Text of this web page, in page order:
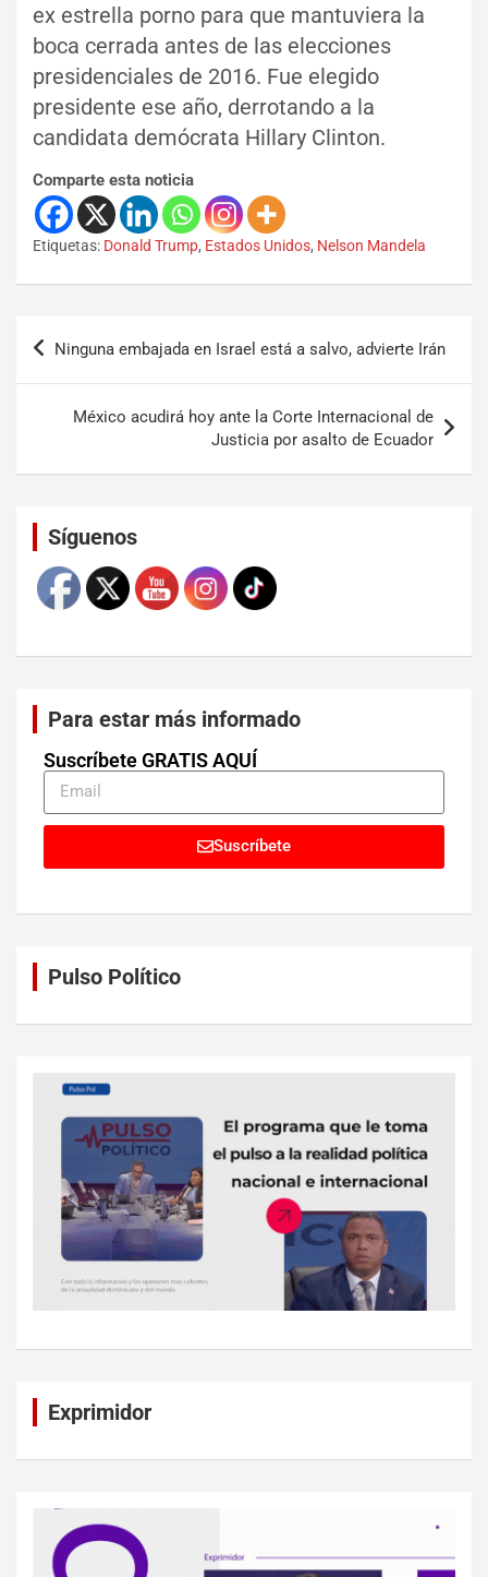
ex estrella porno para que mantuviera la
boca cerrada antes de las elecciones
presidenciales de 2016. Fue elegido
presidente ese año, derrotando a la
candidata demócrata Hillary Clinton.
Comparte esta noticia
Etiquetas: Donald Trump, Estados Unidos, Nelson Mandela
Ninguna embajada en Israel está a salvo, advierte Irán
México acudirá hoy ante la Corte Internacional de
Justicia por asalto de Ecuador
Síguenos
Para estar más informado
Suscríbete GRATIS AQUÍ
Suscríbete
Pulso Político
Exprimidor